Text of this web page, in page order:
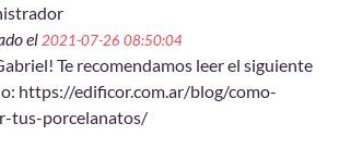
el 2021-07-26 08:50:04
Te recomendamos leer el siguiente
https://edificor.com.ar/blog/como-
tus-porcelanatos/